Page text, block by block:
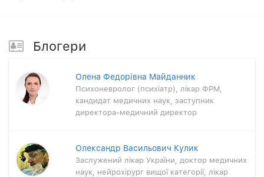
Блогери
Олена Федорівна Майданник
Психоневролог (психіатр), лікар ФРМ,
кандидат медичних наук, заступник
директора-медичний директор
Олександр Васильович Кулик
Заслужений лікар України, доктор медичних
наук, нейрохірург вищої категорії, лікар